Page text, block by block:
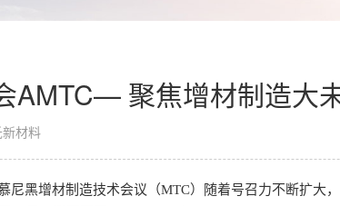
AMTC— 聚焦增材制造大未
材料
尼黑增材制造技术会议（MTC）随着号召力不断扩大